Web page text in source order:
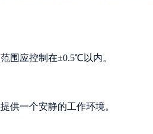
围应控制在±0.5℃以内。
供一个安静的工作环境。